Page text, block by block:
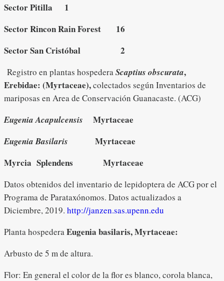
Sector Pitilla 1
Sector Rincon Rain Forest 16
Sector San Cristóbal 2
Registro en plantas hospederaScaptius obscurata,
Erebidae: (Myrtaceae),colectados según Inventarios de
mariposas en Area de Conservación Guanacaste. (ACG)
Eugenia Acapulcensis Myrtaceae
Eugenia Basilaris
Myrtaceae
Myrcia Splendens Myrtaceae
Datos obtenidos del inventario de lepidoptera de ACG por el
Programa de Parataxónomos. Datos actualizados a
Diciembre, 2019. http://janzen.sas.upenn.edu
Planta hospederaEugenia basilaris, Myrtaceae:
Arbusto de 5 m de altura.
Flor: En general el color de la flor es blanco, corola blanca,